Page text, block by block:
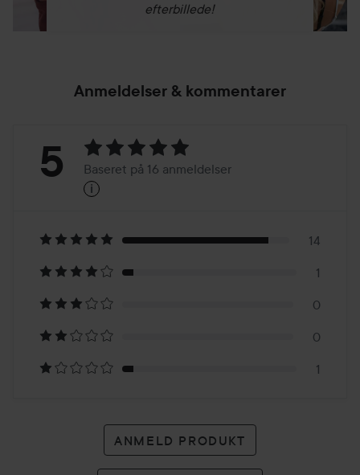
efterbillede!
Anmeldelser & kommentarer
Bedømmelse:
Baseret
på
16
anmeldelser
5 Baseret på 16 anmeldelser
i
14
1
0
0
1
ANMELD PRODUKT